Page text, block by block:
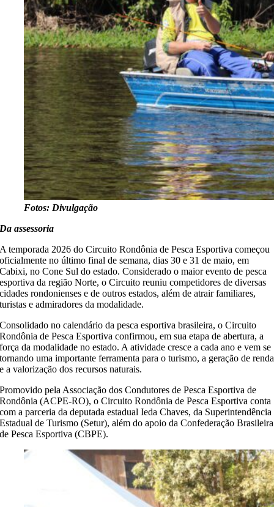
Fotos: Divulgação
Da assessoria
A temporada 2026 do Circuito Rondônia de Pesca Esportiva começou
oficialmente no último final de semana, dias 30 e 31 de maio, em
Cabixi, no Cone Sul do estado. Considerado o maior evento de pesca
esportiva da região Norte, o Circuito reuniu competidores de diversas
cidades rondonienses e de outros estados, além de atrair familiares,
turistas e admiradores da modalidade.
Consolidado no calendário da pesca esportiva brasileira, o Circuito
Rondônia de Pesca Esportiva confirmou, em sua etapa de abertura, a
força da modalidade no estado. A atividade cresce a cada ano e vem se
tornando uma importante ferramenta para o turismo, a geração de renda
e a valorização dos recursos naturais.
Promovido pela Associação dos Condutores de Pesca Esportiva de
Rondônia (ACPE-RO), o Circuito Rondônia de Pesca Esportiva conta
com a parceria da deputada estadual Ieda Chaves, da Superintendência
Estadual de Turismo (Setur), além do apoio da Confederação Brasileira
de Pesca Esportiva (CBPE).